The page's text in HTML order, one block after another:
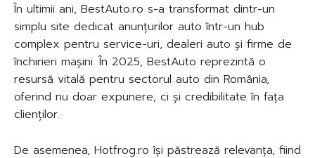
În ultimii ani, BestAuto.ro s-a transformat dintr-un
simplu site dedicat anunțurilor auto într-un hub
complex pentru service-uri, dealeri auto și firme de
închirieri mașini. În 2025, BestAuto reprezintă o
resursă vitală pentru sectorul auto din România,
oferind nu doar expunere, ci și credibilitate în fața
clienților.
De asemenea, Hotfrog.ro își păstrează relevanța, fiind